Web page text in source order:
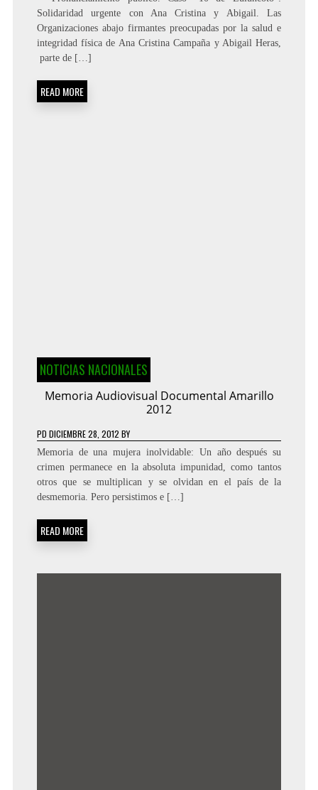
Solidaridad urgente con Ana Cristina y Abigail. Las
Organizaciones abajo firmantes preocupadas por la salud e
integridad física de Ana Cristina Campaña y Abigail Heras,
parte de […]
READ MORE
NOTICIAS NACIONALES
Memoria Audiovisual Documental Amarillo
2012
PD DICIEMBRE 28, 2012 BY
Memoria de una mujera inolvidable: Un año después su
crimen permanece en la absoluta impunidad, como tantos
otros que se multiplican y se olvidan en el país de la
desmemoria. Pero persistimos e […]
READ MORE